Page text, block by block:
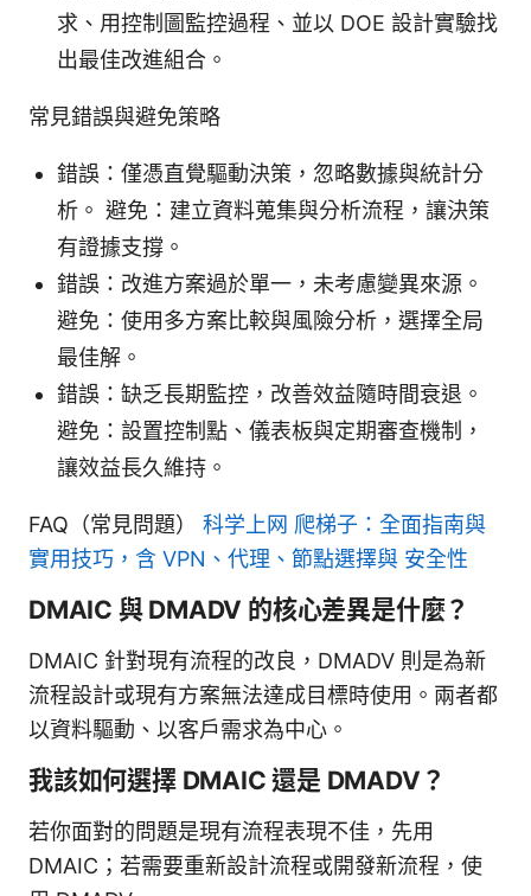
求、用控制圖監控過程、並以 DOE 設計實驗找
出最佳改進組合。
常見錯誤與避免策略
錯誤：僅憑直覺驅動決策，忽略數據與統計分
析。 避免：建立資料蒐集與分析流程，讓決策
有證據支撐。
錯誤：改進方案過於單一，未考慮變異來源。
避免：使用多方案比較與風險分析，選擇全局
最佳解。
錯誤：缺乏長期監控，改善效益隨時間衰退。
避免：設置控制點、儀表板與定期審查機制，
讓效益長久維持。
FAQ（常見問題） 科学上网 爬梯子：全面指南與
實用技巧，含 VPN、代理、節點選擇與 安全性
DMAIC 與 DMADV 的核心差異是什麼？
DMAIC 針對現有流程的改良，DMADV 則是為新
流程設計或現有方案無法達成目標時使用。兩者都
以資料驅動、以客戶需求為中心。
我該如何選擇 DMAIC 還是 DMADV？
若你面對的問題是現有流程表現不佳，先用
DMAIC；若需要重新設計流程或開發新流程，使